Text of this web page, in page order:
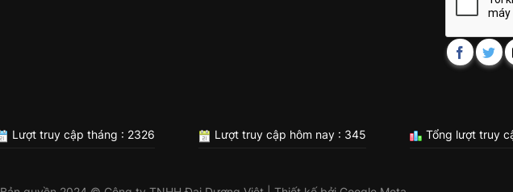
Lượt truy cập tháng : 2326 Lượt truy cập hôm nay : 345 Tổng lượt truy